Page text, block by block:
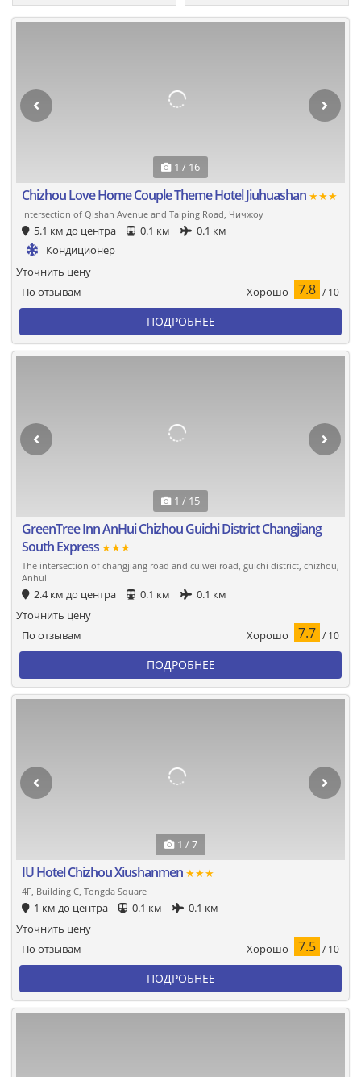
1 / 16
Chizhou Love Home Couple Theme Hotel Jiuhuashan ★★★
Intersection of Qishan Avenue and Taiping Road, Чичжоу
5.1 км до центра 0.1 км
0.1 км
Кондиционер
По отзывам Хорошо 7.8 / 10
Уточнить цену
ПОДРОБНЕЕ
1 / 15
GreenTree Inn AnHui Chizhou Guichi District Changjiang
South Express ★★★
The intersection of changjiang road and cuiwei road, guichi district, chizhou,
Anhui
2.4 км до центра 0.1 км 0.1 км
По отзывам Хорошо 7.7 / 10
Уточнить цену
ПОДРОБНЕЕ
1 / 7
IU Hotel Chizhou Xiushanmen ★★★
4F, Building C, Tongda Square
1 км до центра 0.1 км 0.1 км
По отзывам Хорошо 7.5 / 10
Уточнить цену
ПОДРОБНЕЕ